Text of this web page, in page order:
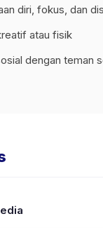
diri, fokus, dan
atau fisik
dengan teman